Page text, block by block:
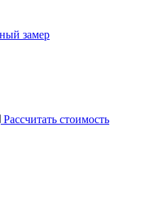
замер
Рассчитать стоимость